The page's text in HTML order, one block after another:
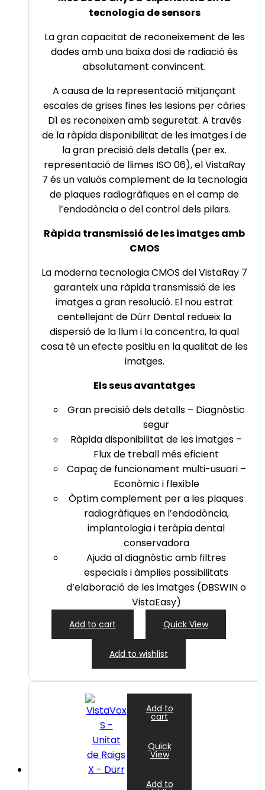
tecnologia de sensors
La gran capacitat de reconeixement de les
dades amb una baixa dosi de radiació és
absolutament convincent.
A causa de la representació mitjançant
escales de grises fines les lesions per càries
D1 es reconeixen amb seguretat. A través
de la ràpida disponibilitat de les imatges i de
la gran precisió dels detalls (per ex.
representació de llimes ISO 06), el VistaRay
7 és un valuós complement de la tecnologia
de plaques radiogràfiques en el camp de
l’endodòncia o del control dels pilars.
Ràpida transmissió de les imatges amb
CMOS
La moderna tecnologia CMOS del VistaRay 7
garanteix una ràpida transmissió de les
imatges a gran resolució. El nou estrat
centellejant de Dürr Dental redueix la
dispersió de la llum i la concentra, la qual
cosa té un efecte positiu en la qualitat de les
imatges.
Els seus avantatges
Gran precisió dels detalls – Diagnòstic
segur
Ràpida disponibilitat de les imatges –
Flux de treball més eficient
Capaç de funcionament multi-usuari –
Econòmic i flexible
Òptim complement per a les plaques
radiogràfiques en l’endodòncia,
implantologia i teràpia dental
conservadora
Ajuda al diagnòstic amb filtres
especials i àmplies possibilitats
d’elaboració de les imatges (DBSWIN o
VistaEasy)
Add to cart Quick View
Add to wishlist
Add to
cart
Quick
View
Add to